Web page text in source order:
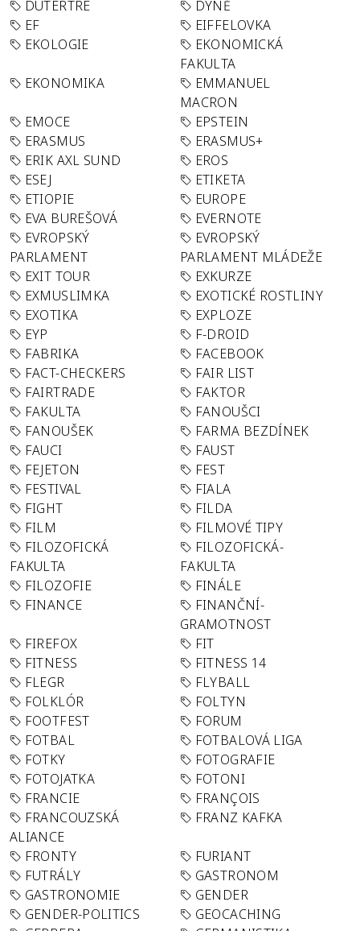
DUTERTRE
DÝNĚ
EF
EIFFELOVKA
EKOLOGIE
EKONOMICKÁ
FAKULTA
EKONOMIKA
EMMANUEL
MACRON
EMOCE
EPSTEIN
ERASMUS
ERASMUS+
ERIK AXL SUND
EROS
ESEJ
ETIKETA
ETIOPIE
EUROPE
EVA BUREŠOVÁ
EVERNOTE
EVROPSKÝ
PARLAMENT
EVROPSKÝ
PARLAMENT MLÁDEŽE
EXIT TOUR
EXKURZE
EXMUSLIMKA
EXOTICKÉ ROSTLINY
EXOTIKA
EXPLOZE
EYP
F-DROID
FABRIKA
FACEBOOK
FACT-CHECKERS
FAIR LIST
FAIRTRADE
FAKTOR
FAKULTA
FANOUŠCI
FANOUŠEK
FARMA BEZDÍNEK
FAUCI
FAUST
FEJETON
FEST
FESTIVAL
FIALA
FIGHT
FILDA
FILM
FILMOVÉ TIPY
FILOZOFICKÁ
FAKULTA
FILOZOFICKÁ-
FAKULTA
FILOZOFIE
FINÁLE
FINANCE
FINANČNÍ-
GRAMOTNOST
FIREFOX
FIT
FITNESS
FITNESS 14
FLEGR
FLYBALL
FOLKLÓR
FOLTYN
FOOTFEST
FORUM
FOTBAL
FOTBALOVÁ LIGA
FOTKY
FOTOGRAFIE
FOTOJATKA
FOTONI
FRANCIE
FRANÇOIS
FRANCOUZSKÁ
ALIANCE
FRANZ KAFKA
FRONTY
FURIANT
FUTRÁLY
GASTRONOM
GASTRONOMIE
GENDER
GENDER-POLITICS
GEOCACHING